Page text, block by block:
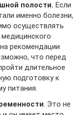
полости. Если
именно болезни,
осуществлять
рекомендации
что перед
длительное
подготовку к
питания.
. Это не